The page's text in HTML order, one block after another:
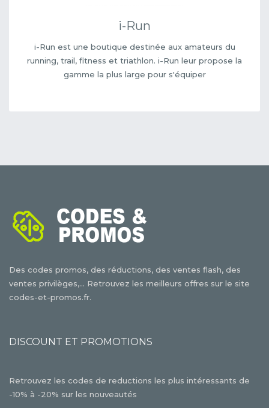
i-Run
i-Run est une boutique destinée aux amateurs du
running, trail, fitness et triathlon. i-Run leur propose la
gamme la plus large pour s'équiper
Des codes promos, des réductions, des ventes flash, des
ventes privilèges,... Retrouvez les meilleurs offres sur le site
codes-et-promos.fr.
DISCOUNT ET PROMOTIONS
Retrouvez les codes de reductions les plus intéressants de
-10% à -20% sur les nouveautés